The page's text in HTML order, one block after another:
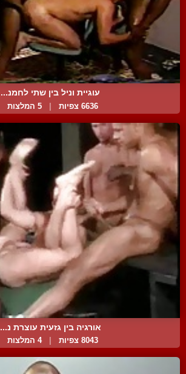
עוגיית וניל בין שתי לחמנ...
6636 צפיות | 5 המלצות
אורגיה בין גזעית עוצרת נ...
8043 צפיות 4 המלצות